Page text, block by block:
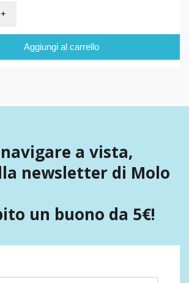
Aggiungi al carrello
a vista,
newsletter di Molo
un buono da 5€!